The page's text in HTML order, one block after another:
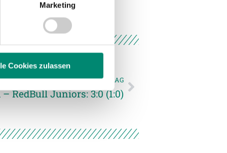
Verwendung unserer
.
Marketing
Cookies zulassen
NÄCHSTER NEWSEINTRAG
RedBull Juniors: 3:0 (1:0)